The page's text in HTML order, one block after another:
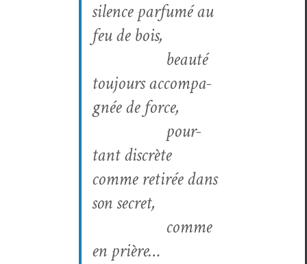
silence par­fumé au
feu de bois,
beauté
tou­jours accom­pa­
g­née de force,
pour­
tant dis­crète
comme retirée dans
son secret,
comme
en prière…